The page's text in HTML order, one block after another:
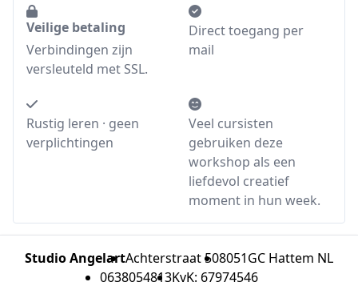
Veilige betaling
Verbindingen zijn
versleuteld met SSL.
Direct toegang per
mail
Rustig leren · geen
verplichtingen
Veel cursisten
gebruiken deze
workshop als een
liefdevol creatief
moment in hun week.
Studio AngelartAchterstraat 508051GC Hattem NL
0638054813KvK: 67974546